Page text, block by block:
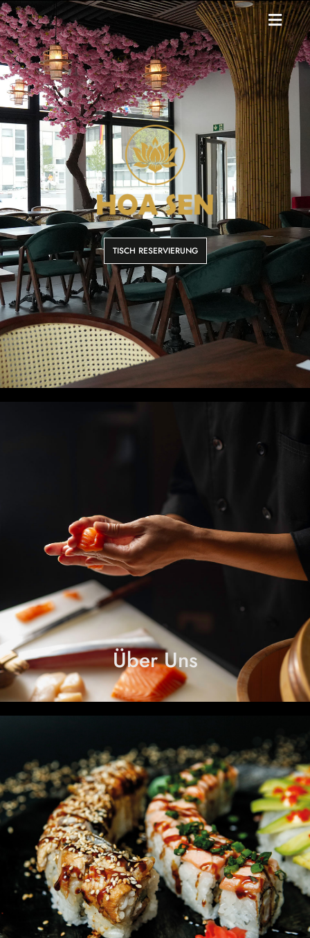
TISCH RESERVIERUNG
Über Uns